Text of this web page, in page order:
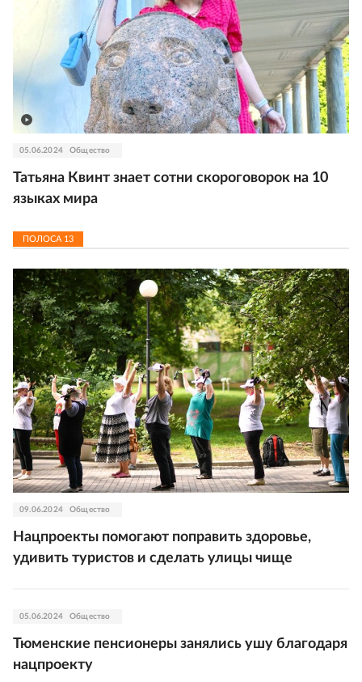
05.06.2024 Общество
Татьяна Квинт знает сотни скороговорок на 10
языках мира
ПОЛОСА 13
09.06.2024 Общество
Нацпроекты помогают поправить здоровье,
удивить туристов и сделать улицы чище
05.06.2024 Общество
Тюменские пенсионеры занялись ушу благодаря
нацпроекту